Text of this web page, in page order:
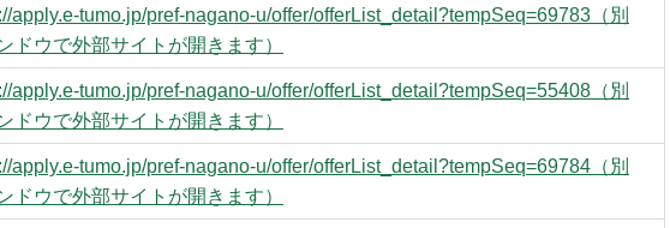
apply.e-tumo.jp/pref-nagano-u/offer/offerList_detail?tempSeq=69783（別
ドウで外部サイトが開きます）
apply.e-tumo.jp/pref-nagano-u/offer/offerList_detail?tempSeq=55408（別
ドウで外部サイトが開きます）
apply.e-tumo.jp/pref-nagano-u/offer/offerList_detail?tempSeq=69784（別
ドウで外部サイトが開きます）